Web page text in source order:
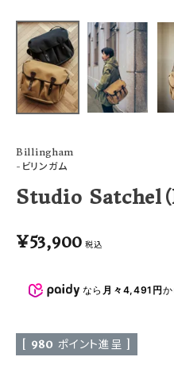
meeting_room ログイン person 会
Billingham
-ビリンガム
Studio Satchel
¥53,900 税込
なら 月々4,491円
[ 980 ポイント進呈 ]